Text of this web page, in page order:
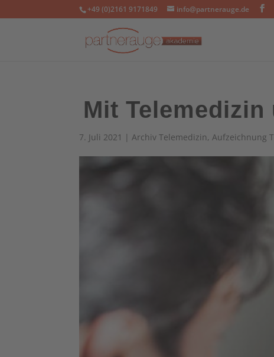
+49 (0)2161 9171849 info@partnerauge.de
Mit
7. Juli 2021 |Archiv Telemedizin,Aufzeichnung